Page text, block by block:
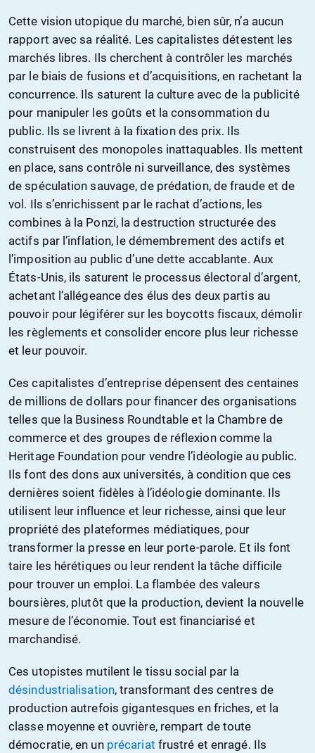
Cette vision utopique du marché, bien sûr, n’a aucun
rapport avec sa réalité. Les capitalistes détestent les
marchés libres. Ils cherchent à contrôler les marchés
par le biais de fusions et d’acquisitions, en rachetant la
concurrence. Ils saturent la culture avec de la publicité
pour manipuler les goûts et la consommation du
public. Ils se livrent à la fixation des prix. Ils
construisent des monopoles inattaquables. Ils mettent
en place, sans contrôle ni surveillance, des systèmes
de spéculation sauvage, de prédation, de fraude et de
vol. Ils s’enrichissent par le rachat d’actions, les
combines à la Ponzi, la destruction structurée des
actifs par l’inflation, le démembrement des actifs et
l’imposition au public d’une dette accablante. Aux
États-Unis, ils saturent le processus électoral d’argent,
achetant l’allégeance des élus des deux partis au
pouvoir pour légiférer sur les boycotts fiscaux, démolir
les règlements et consolider encore plus leur richesse
et leur pouvoir.
Ces capitalistes d’entreprise dépensent des centaines
de millions de dollars pour financer des organisations
telles que la Business Roundtable et la Chambre de
commerce et des groupes de réflexion comme la
Heritage Foundation pour vendre l’idéologie au public.
Ils font des dons aux universités, à condition que ces
dernières soient fidèles à l’idéologie dominante. Ils
utilisent leur influence et leur richesse, ainsi que leur
propriété des plateformes médiatiques, pour
transformer la presse en leur porte-parole. Et ils font
taire les hérétiques ou leur rendent la tâche difficile
pour trouver un emploi. La flambée des valeurs
boursières, plutôt que la production, devient la nouvelle
mesure de l’économie. Tout est financiarisé et
marchandisé.
Ces utopistes mutilent le tissu social par la
désindustrialisation, transformant des centres de
production autrefois gigantesques en friches, et la
classe moyenne et ouvrière, rempart de toute
démocratie, en un précariat frustré et enragé. Ils